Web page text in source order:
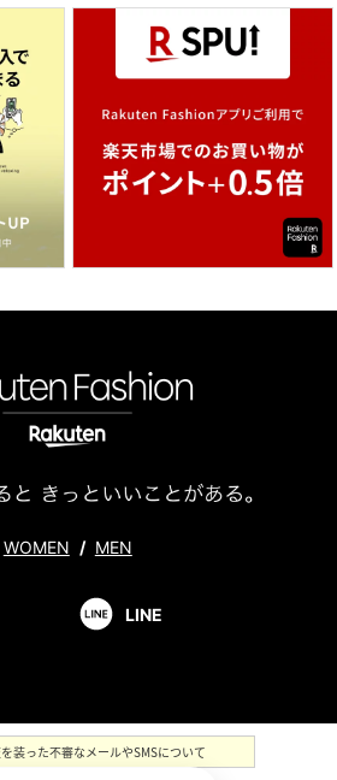
WOMEN / MEN
LINE
を装った不審なメールやSMSについて